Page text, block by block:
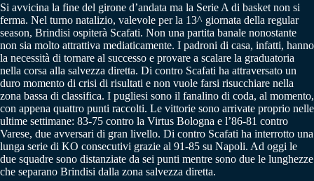
Si avvicina la fine del girone d’andata ma la Serie A di basket non si
ferma. Nel turno natalizio, valevole per la 13^ giornata della regular
season, Brindisi ospiterà Scafati. Non una partita banale nonostante
non sia molto attrattiva mediaticamente. I padroni di casa, infatti, hanno
la necessità di tornare al successo e provare a scalare la graduatoria
nella corsa alla salvezza diretta. Di contro Scafati ha attraversato un
duro momento di crisi di risultati e non vuole farsi risucchiare nella
zona bassa di classifica. I pugliesi sono il fanalino di coda, al momento,
con appena quattro punti raccolti. Le vittorie sono arrivate proprio nelle
ultime settimane: 83-75 contro la Virtus Bologna e l’86-81 contro
Varese, due avversari di gran livello. Di contro Scafati ha interrotto una
lunga serie di KO consecutivi grazie al 91-85 su Napoli. Ad oggi le
due squadre sono distanziate da sei punti mentre sono due le lunghezze
che separano Brindisi dalla zona salvezza diretta.